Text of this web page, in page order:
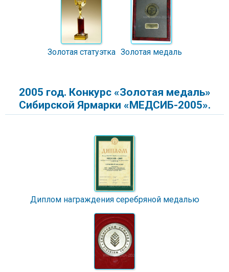
Золотая статуэтка Золотая медаль
2005 год. Конкурс «Золотая медаль»
Сибирской Ярмарки «МЕДСИБ-2005».
Диплом награждения серебряной медалью